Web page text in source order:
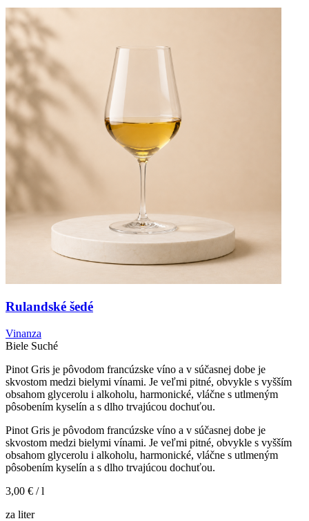
Rulandské šedé
Vinanza
Biele Suché
Pinot Gris je pôvodom francúzske víno a v súčasnej dobe je
skvostom medzi bielymi vínami. Je veľmi pitné, obvykle s vyšším
obsahom glycerolu i alkoholu, harmonické, vláčne s utlmeným
pôsobením kyselín a s dlho trvajúcou dochuťou.
Pinot Gris je pôvodom francúzske víno a v súčasnej dobe je
skvostom medzi bielymi vínami. Je veľmi pitné, obvykle s vyšším
obsahom glycerolu i alkoholu, harmonické, vláčne s utlmeným
pôsobením kyselín a s dlho trvajúcou dochuťou.
3,00 € / l
za liter